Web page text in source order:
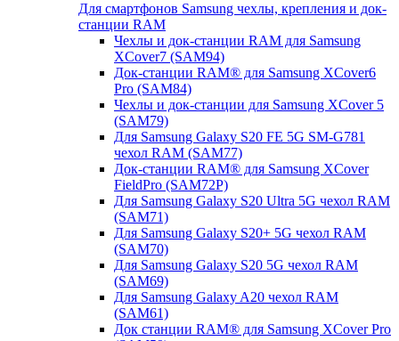
Для смартфонов Samsung чехлы, крепления и док-
станции RAM
Чехлы и док-станции RAM для Samsung
XCover7 (SAM94)
Док-станции RAM® для Samsung XCover6
Pro (SAM84)
Чехлы и док-станции для Samsung XCover 5
(SAM79)
Для Samsung Galaxy S20 FE 5G SM-G781
чехол RAM (SAM77)
Док-станции RAM® для Samsung XCover
FieldPro (SAM72P)
Для Samsung Galaxy S20 Ultra 5G чехол RAM
(SAM71)
Для Samsung Galaxy S20+ 5G чехол RAM
(SAM70)
Для Samsung Galaxy S20 5G чехол RAM
(SAM69)
Для Samsung Galaxy A20 чехол RAM
(SAM61)
Док станции RAM® для Samsung XCover Pro